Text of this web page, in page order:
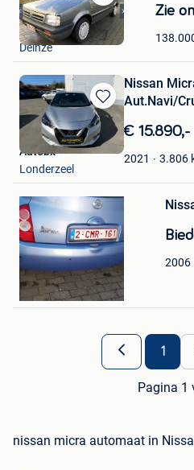
Bewaren
in
Mijn
Zie
eric s
Deinze
Bewaren
in
Mijn
Favorieten
Nissan
Aut.Navi/
€ 15.890,-
2021 3.806
Autobx
Londerzeel
in
Mijn
Favorieten
2006
Allthings
Anderlecht
1
Pagina 1
nissan micra automaat in